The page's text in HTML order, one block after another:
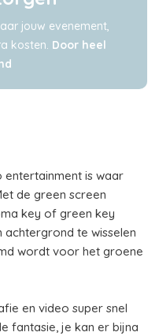
jouw evenement,
kosten. Door heel
is waar
de green screen
key of green key
achtergrond te wisselen
wordt voor het groene
en video super snel
fantasie, je kan er bijna